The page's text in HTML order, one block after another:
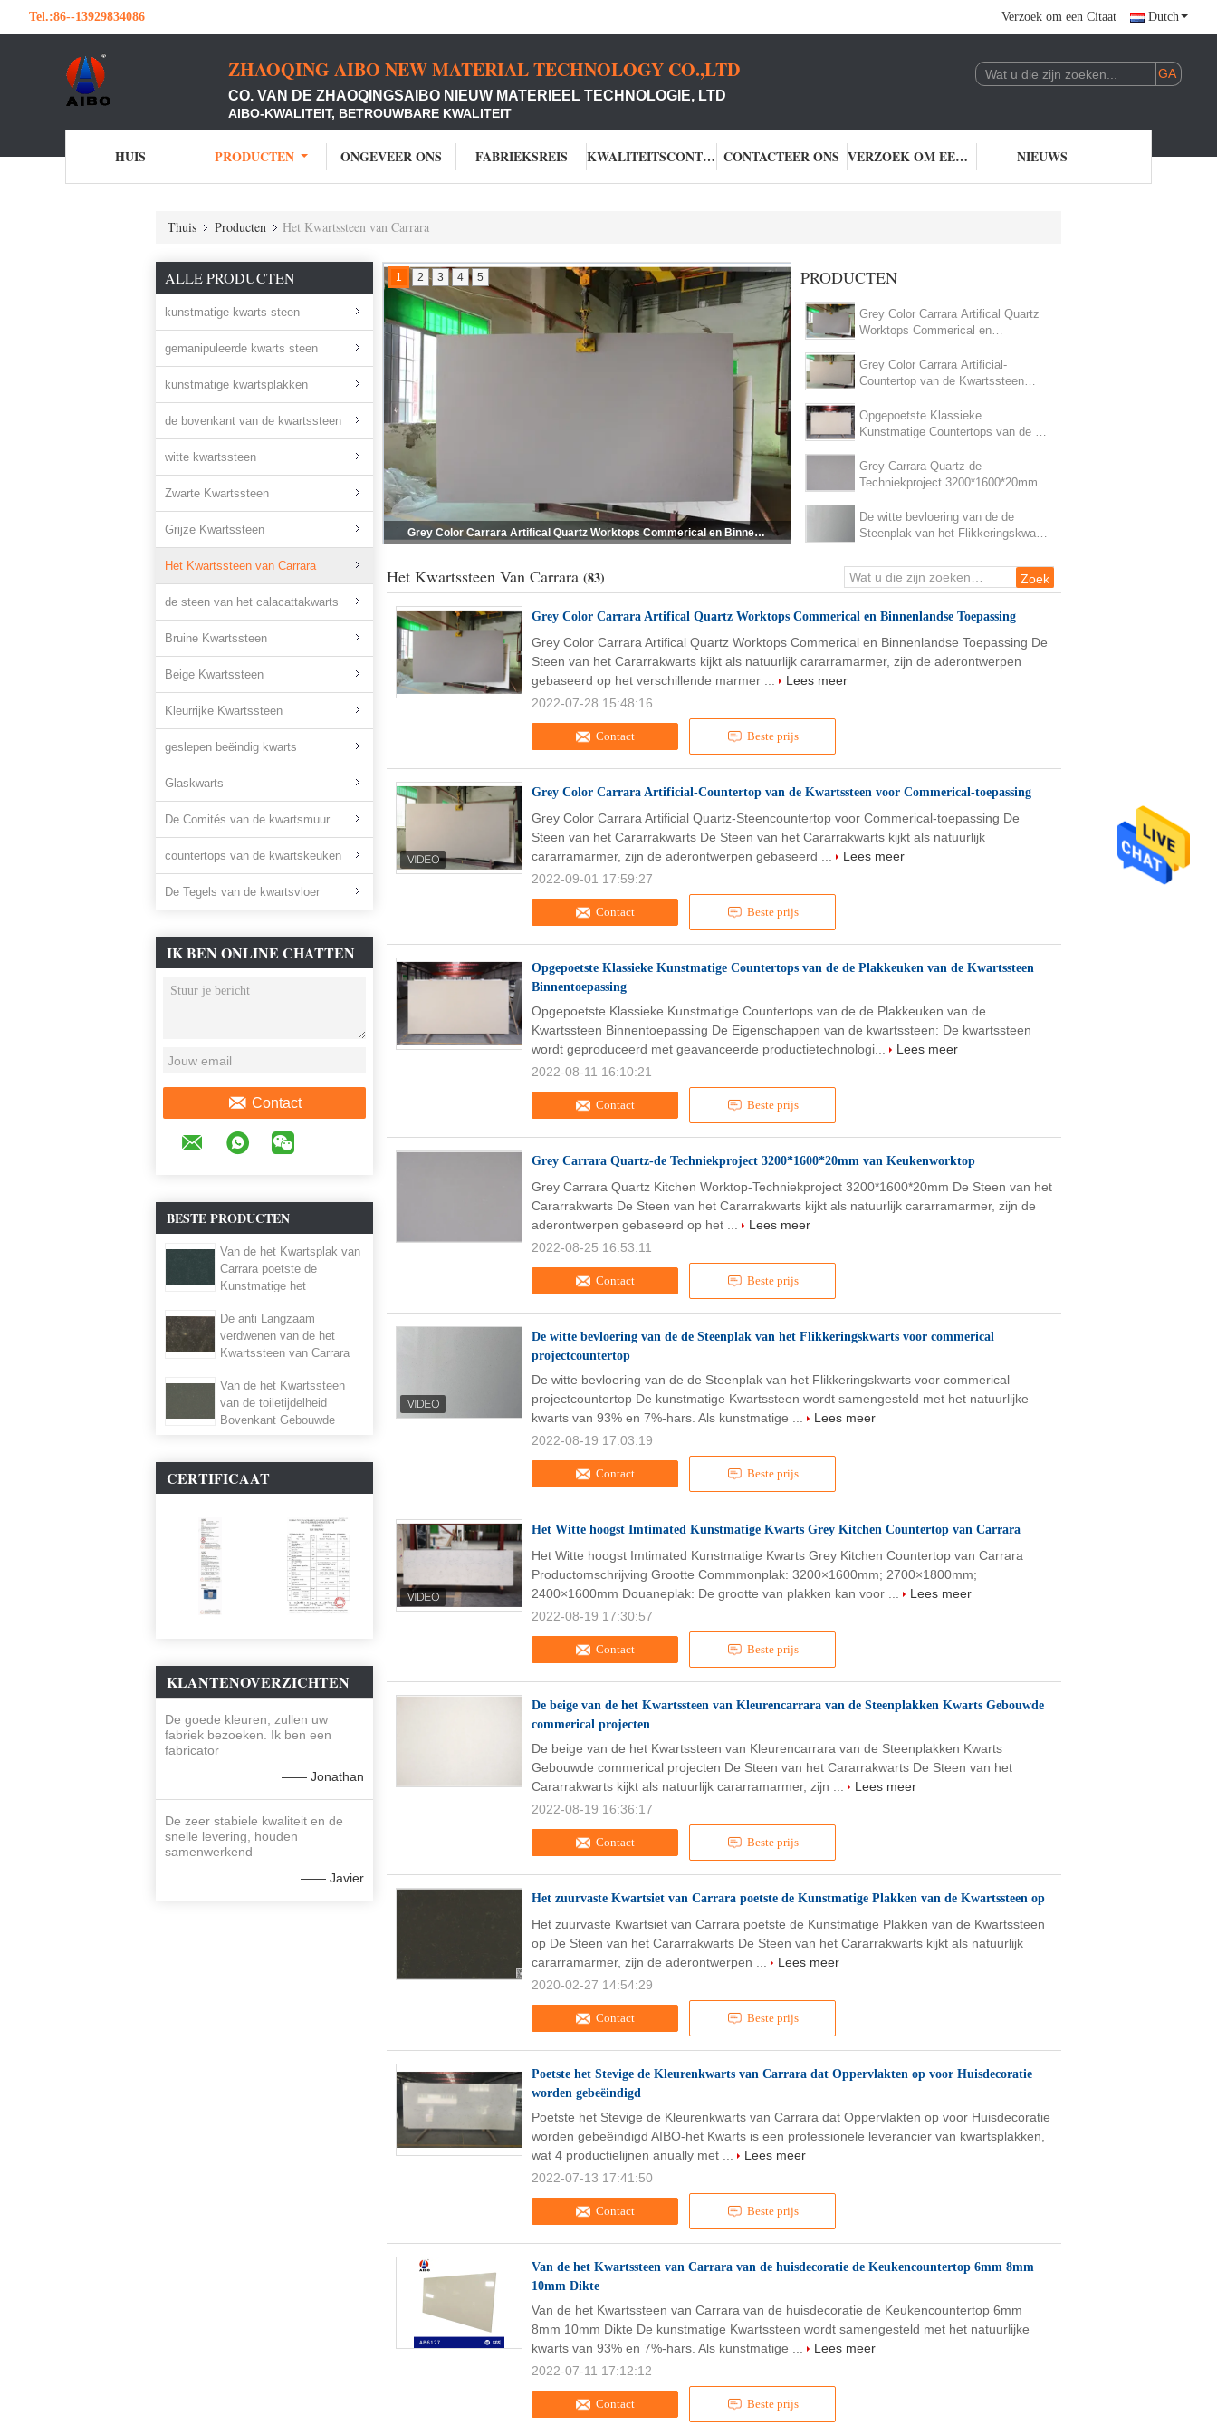
Tel.:86--13929834086 Verzoek om een Citaat Dutch
ZHAOQING AIBO NEW MATERIAL TECHNOLOGY CO.,LTD
CO. VAN DE ZHAOQINGSAIBO NIEUW MATERIEEL TECHNOLOGIE, LTD
AIBO-KWALITEIT, BETROUWBARE KWALITEIT
HUIS PRODUCTEN ONGEVEER ONS FABRIEKSREIS KWALITEITSCONTROLE CONTACTEER ONS VERZOEK OM EEN CITAAT NIEUWS
Thuis Producten Het Kwartssteen van Carrara
ALLE PRODUCTEN
kunstmatige kwarts steen
gemanipuleerde kwarts steen
kunstmatige kwartsplakken
de bovenkant van de kwartssteen
witte kwartssteen
Zwarte Kwartssteen
Grijze Kwartssteen
Het Kwartssteen van Carrara
de steen van het calacattakwarts
Bruine Kwartssteen
Beige Kwartssteen
Kleurrijke Kwartssteen
geslepen beëindig kwarts
Glaskwarts
De Comités van de kwartsmuur
countertops van de kwartskeuken
De Tegels van de kwartsvloer
IK BEN ONLINE CHATTEN
NU
Contact
BESTE PRODUCTEN
Van de het Kwartsplak van
Carrara poetste de
Kunstmatige het
Oppervlakten op
De anti Langzaam
verdwenen van de het
Kwartssteen van Carrara
Worktop 6,5 Mohz-
Hardheid
Van de het Kwartssteen
van de toiletijdelheid
Bovenkant Gebouwde
CERTIFICAAT
KLANTENOVERZICHTEN
De goede kleuren, zullen uw
fabriek bezoeken. Ik ben een
fabricator
—— Jonathan
De zeer stabiele kwaliteit en de
snelle levering, houden
samenwerkend
—— Javier
Grey Color Carrara Artifical Quartz Worktops Commerical en Binnenlandse Toepassing
1 2 3 4 5 PRODUCTEN
Grey Color Carrara Artifical Quartz
Worktops Commerical en
Grey Color Carrara Artificial-
Countertop van de Kwartssteen
Opgepoetste Klassieke
Kunstmatige Countertops van de de
Binnentoepassing
Grey Carrara Quartz-de
Techniekproject 3200*1600*20mm
De witte bevloering van de de
Steenplak van het Flikkeringskwarts
Het Kwartssteen Van Carrara (83)
Grey Color Carrara Artifical Quartz Worktops Commerical en Binnenlandse Toepassing
Contact Beste prijs
Grey Color Carrara Artifical Quartz Worktops Commerical en Binnenlandse Toepassing De
Steen van het Cararrakwarts kijkt als natuurlijk cararramarmer, zijn de aderontwerpen
gebaseerd op het verschillende marmer ...
Lees meer
2022-07-28 15:48:16
Grey Color Carrara Artificial-Countertop van de Kwartssteen voor Commerical-toepassing
Contact Beste prijs
Grey Color Carrara Artificial Quartz-Steencountertop voor Commerical-toepassing De
Steen van het Cararrakwarts De Steen van het Cararrakwarts kijkt als natuurlijk
cararramarmer, zijn de aderontwerpen gebaseerd ...
Lees meer
2022-09-01 17:59:27
Opgepoetste Klassieke Kunstmatige Countertops van de de Plakkeuken van de Kwartssteen
Binnentoepassing
Contact Beste prijs
Opgepoetste Klassieke Kunstmatige Countertops van de de Plakkeuken van de
Kwartssteen Binnentoepassing De Eigenschappen van de kwartssteen: De kwartssteen
wordt geproduceerd met geavanceerde productietechnologi...
Lees meer
2022-08-11 16:10:21
Grey Carrara Quartz-de Techniekproject 3200*1600*20mm van Keukenworktop
Contact Beste prijs
Grey Carrara Quartz Kitchen Worktop-Techniekproject 3200*1600*20mm De Steen van het
Cararrakwarts De Steen van het Cararrakwarts kijkt als natuurlijk cararramarmer, zijn de
aderontwerpen gebaseerd op het ...
Lees meer
2022-08-25 16:53:11
De witte bevloering van de de Steenplak van het Flikkeringskwarts voor commerical
projectcountertop
Contact Beste prijs
De witte bevloering van de de Steenplak van het Flikkeringskwarts voor commerical
projectcountertop De kunstmatige Kwartssteen wordt samengesteld met het natuurlijke
kwarts van 93% en 7%-hars. Als kunstmatige ...
Lees meer
2022-08-19 17:03:19
Het Witte hoogst Imtimated Kunstmatige Kwarts Grey Kitchen Countertop van Carrara
Contact Beste prijs
Het Witte hoogst Imtimated Kunstmatige Kwarts Grey Kitchen Countertop van Carrara
Productomschrijving Grootte Commmonplak: 3200×1600mm; 2700×1800mm;
2400×1600mm Douaneplak: De grootte van plakken kan voor ...
Lees meer
2022-08-19 17:30:57
De beige van de het Kwartssteen van Kleurencarrara van de Steenplakken Kwarts Gebouwde
commerical projecten
Contact Beste prijs
De beige van de het Kwartssteen van Kleurencarrara van de Steenplakken Kwarts
Gebouwde commerical projecten De Steen van het Cararrakwarts De Steen van het
Cararrakwarts kijkt als natuurlijk cararramarmer, zijn ...
Lees meer
2022-08-19 16:36:17
Het zuurvaste Kwartsiet van Carrara poetste de Kunstmatige Plakken van de Kwartssteen op
Contact Beste prijs
Het zuurvaste Kwartsiet van Carrara poetste de Kunstmatige Plakken van de Kwartssteen
op De Steen van het Cararrakwarts De Steen van het Cararrakwarts kijkt als natuurlijk
cararramarmer, zijn de aderontwerpen ...
Lees meer
2020-02-27 14:54:29
Poetste het Stevige de Kleurenkwarts van Carrara dat Oppervlakten op voor Huisdecoratie
worden gebeëindigd
Contact Beste prijs
Poetste het Stevige de Kleurenkwarts van Carrara dat Oppervlakten op voor Huisdecoratie
worden gebeëindigd AIBO-het Kwarts is een professionele leverancier van kwartsplakken,
wat 4 productielijnen anually met ...
Lees meer
2022-07-13 17:41:50
Van de het Kwartssteen van Carrara van de huisdecoratie de Keukencountertop 6mm 8mm
10mm Dikte
Contact Beste prijs
Van de het Kwartssteen van Carrara van de huisdecoratie de Keukencountertop 6mm
8mm 10mm Dikte De kunstmatige Kwartssteen wordt samengesteld met het natuurlijke
kwarts van 93% en 7%-hars. Als kunstmatige ...
Lees meer
2022-07-11 17:12:12